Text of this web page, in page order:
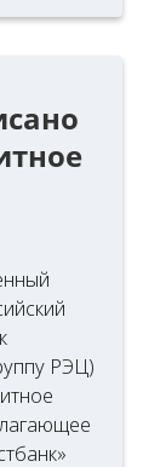
РЭЦ)